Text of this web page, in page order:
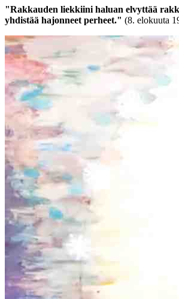
"Rakkauden liekkiini haluan elvyttää
yhdistää hajonneet perheet." (8. elokuuta